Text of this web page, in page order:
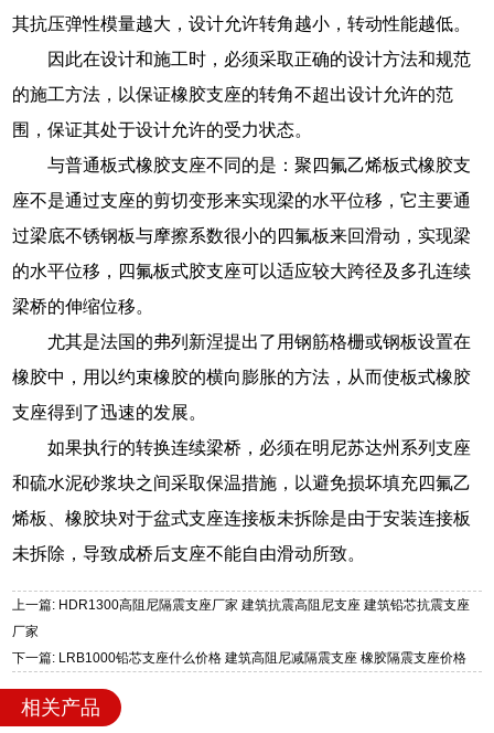
其抗压弹性模量越大，设计允许转角越小，转动性能越低。
因此在设计和施工时，必须采取正确的设计方法和规范
的施工方法，以保证橡胶支座的转角不超出设计允许的范
围，保证其处于设计允许的受力状态。
与普通板式橡胶支座不同的是：聚四氟乙烯板式橡胶支
座不是通过支座的剪切变形来实现梁的水平位移，它主要通
过梁底不锈钢板与摩擦系数很小的四氟板来回滑动，实现梁
的水平位移，四氟板式胶支座可以适应较大跨径及多孔连续
梁桥的伸缩位移。
尤其是法国的弗列新涅提出了用钢筋格栅或钢板设置在
橡胶中，用以约束橡胶的横向膨胀的方法，从而使板式橡胶
支座得到了迅速的发展。
如果执行的转换连续梁桥，必须在明尼苏达州系列支座
和硫水泥砂浆块之间采取保温措施，以避免损坏填充四氟乙
烯板、橡胶块对于盆式支座连接板未拆除是由于安装连接板
未拆除，导致成桥后支座不能自由滑动所致。
上一篇: HDR1300高阻尼隔震支座厂家 建筑抗震高阻尼支座 建筑铅芯抗震支座
厂家
下一篇: LRB1000铅芯支座什么价格 建筑高阻尼减隔震支座 橡胶隔震支座价格
相关产品